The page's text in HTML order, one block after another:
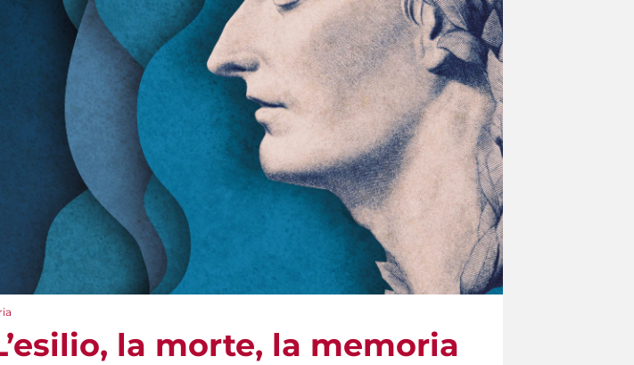
la morte, la memoria